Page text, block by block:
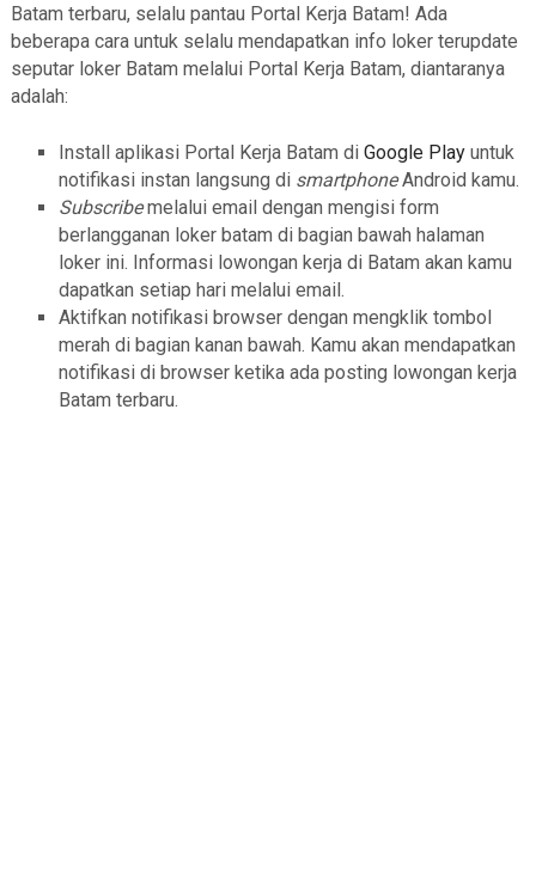
Batam terbaru, selalu pantau Portal Kerja Batam! Ada
beberapa cara untuk selalu mendapatkan info loker terupdate
seputar loker Batam melalui Portal Kerja Batam, diantaranya
adalah:
Install aplikasi Portal Kerja Batam di Google Playuntuk
notifikasi instan langsung di smartphoneAndroid kamu.
Subscribemelalui email dengan mengisi form
berlangganan loker batam di bagian bawah halaman
loker ini. Informasi lowongan kerja di Batam akan kamu
dapatkan setiap hari melalui email.
Aktifkan notifikasi browser dengan mengklik tombol
merah di bagian kanan bawah. Kamu akan mendapatkan
notifikasi di browser ketika ada posting lowongan kerja
Batam terbaru.